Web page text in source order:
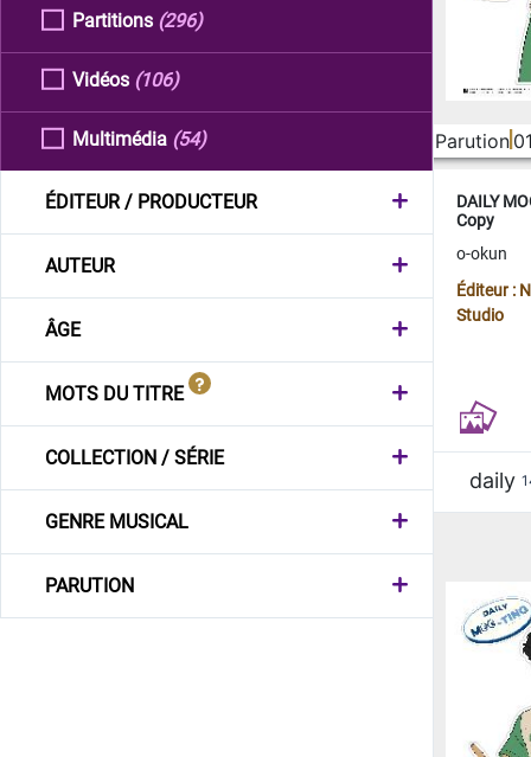
Partitions (296)
Vidéos (106)
Multimédia (54)
ÉDITEUR / PRODUCTEUR
AUTEUR
ÂGE
MOTS DU TITRE
COLLECTION / SÉRIE
GENRE MUSICAL
PARUTION
Parution
DAILY
Copy
o-okun
Éditeur :
Studio
daily